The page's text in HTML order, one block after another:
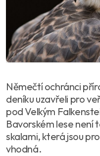
Němečtí ochránci
deníku uzavřeli pro
pod Velkým
Bavorském lese není
skalami, která jsou
vhodná.